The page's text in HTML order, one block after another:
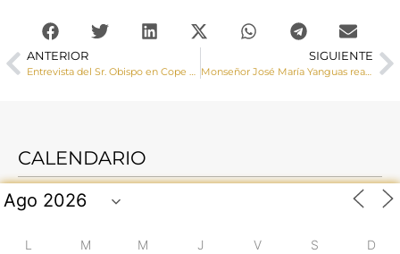
ANTERIOR
Entrevista del Sr. Obispo en Cope Cuenca: «Estos años en Cuenca han sido un tiempo muy lleno, han sido años de entrega ilusionada a la misión recibida»
SIGUIENTE
Monseñor José María Yanguas realiza la apertura de la Asamblea de Cáritas Diocesana de Cuenca
CALENDARIO
L M M J V S D